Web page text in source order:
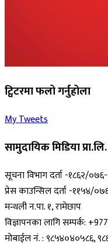
ट्विटरमा फलो गर्नुहोला
My Tweets
सामुदायिक मिडिया प्रा.लि.
सूचना विभाग दर्ता -१८६२/
प्रेस काउन्सिल दर्ता -११५४/
मन्थली न.पा. १, रामेछाप
विज्ञापनका लागि सम्पर्क:
मोबाईल नं. : ९८५४०४०५८६,